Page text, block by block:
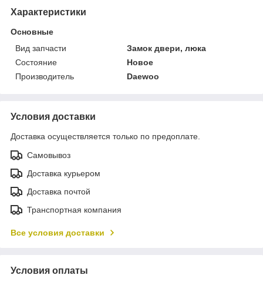
Характеристики
Основные
Вид запчасти
Замок двери, люка
Состояние
Новое
Производитель
Daewoo
Условия доставки
Доставка осуществляется только по предоплате.
Самовывоз
Доставка курьером
Доставка почтой
Транспортная компания
Все условия доставки
Условия оплаты